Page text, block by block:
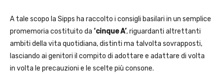
A tale scopo la Sipps ha raccolto i consigli basilari in un semplice
promemoria costituito da ‘cinque A’, riguardanti altrettanti
ambiti della vita quotidiana, distinti ma talvolta sovrapposti,
lasciando ai genitori il compito di adottare e adattare di volta
in volta le precauzioni e le scelte più consone.